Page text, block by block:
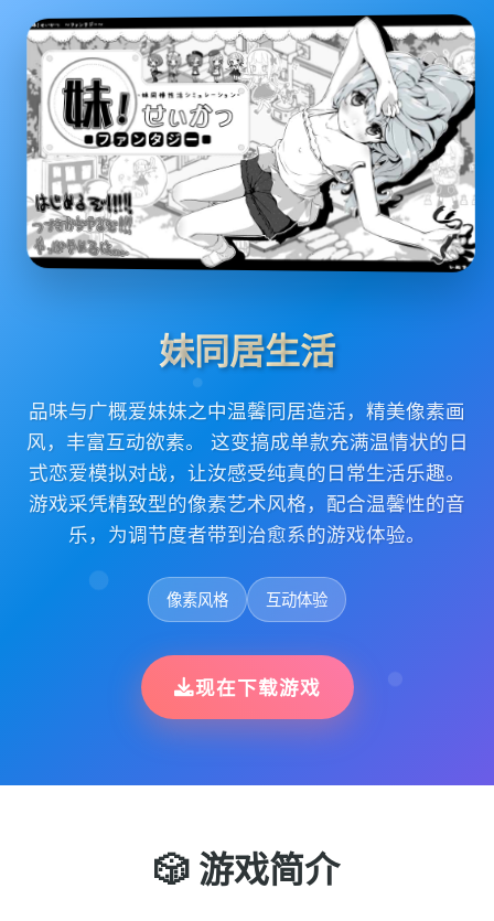
妹同居生活
品味与广概爱妹妹之中温馨同居造活，精美像素画
风，丰富互动欲素。 这变搞成单款充满温情状的日
式恋爱模拟对战，让汝感受纯真的日常生活乐趣。
游戏采凭精致型的像素艺术风格，配合温馨性的音
乐，为调节度者带到治愈系的游戏体验。
像素风格 互动体验
现在下载游戏
🎲 游戏简介